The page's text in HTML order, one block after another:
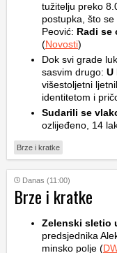
tužitelju preko
postupka, što
Peović: Radi se
(Novosti)
Dok svi grade
sasvim drugo: U
višestoljetni
identitetom i
Sudarili se
ozlijeđeno, 14
Brze i kratke
Danas (11:00)
Brze i kratke
Zelenski sletio
predsjednika
minsko polje (